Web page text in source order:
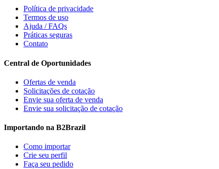
Política de privacidade
Termos de uso
Ajuda / FAQs
Práticas seguras
Contato
Central de Oportunidades
Ofertas de venda
Solicitações de cotação
Envie sua oferta de venda
Envie sua solicitação de cotação
Importando na B2Brazil
Como importar
Crie seu perfil
Faça seu pedido